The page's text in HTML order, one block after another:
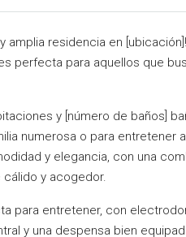
amplia residencia en
perfecta para aquellos que
y [número de baños]
numerosa o para entretener
y elegancia, con una
y acogedor.
para entretener, con
y una despensa bien